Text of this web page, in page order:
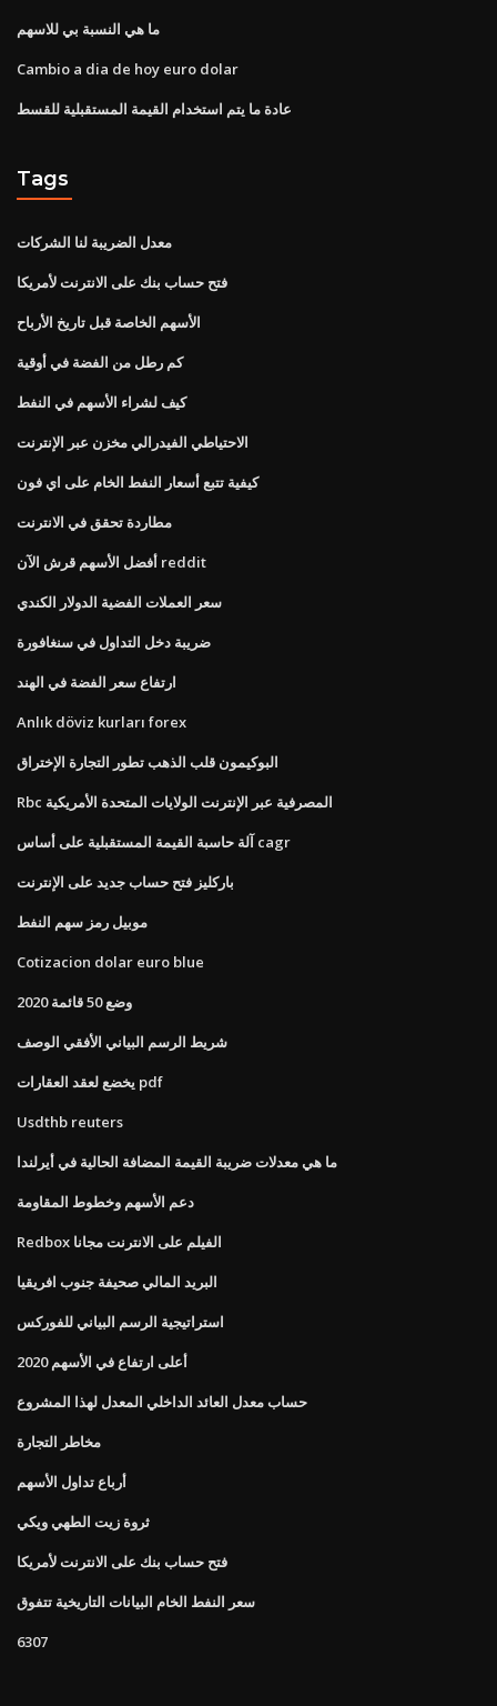
ما هي النسبة بي للاسهم
Cambio a dia de hoy euro dolar
عادة ما يتم استخدام القيمة المستقبلية للقسط
Tags
معدل الضريبة لنا الشركات
فتح حساب بنك على الانترنت لأمريكا
الأسهم الخاصة قبل تاريخ الأرباح
كم رطل من الفضة في أوقية
كيف لشراء الأسهم في النفط
الاحتياطي الفيدرالي مخزن عبر الإنترنت
كيفية تتبع أسعار النفط الخام على اي فون
مطاردة تحقق في الانترنت
أفضل الأسهم قرش الآن reddit
سعر العملات الفضية الدولار الكندي
ضريبة دخل التداول في سنغافورة
ارتفاع سعر الفضة في الهند
Anlık döviz kurları forex
البوكيمون قلب الذهب تطور التجارة الإختراق
Rbc المصرفية عبر الإنترنت الولايات المتحدة الأمريكية
آلة حاسبة القيمة المستقبلية على أساس cagr
باركليز فتح حساب جديد على الإنترنت
موبيل رمز سهم النفط
Cotizacion dolar euro blue
وضع 50 قائمة 2020
شريط الرسم البياني الأفقي الوصف
يخضع لعقد العقارات pdf
Usdthb reuters
ما هي معدلات ضريبة القيمة المضافة الحالية في أيرلندا
دعم الأسهم وخطوط المقاومة
Redbox الفيلم على الانترنت مجانا
البريد المالي صحيفة جنوب افريقيا
استراتيجية الرسم البياني للفوركس
أعلى ارتفاع في الأسهم 2020
حساب معدل العائد الداخلي المعدل لهذا المشروع
مخاطر التجارة
أرباع تداول الأسهم
ثروة زيت الطهي ويكي
فتح حساب بنك على الانترنت لأمريكا
سعر النفط الخام البيانات التاريخية تتفوق
6307